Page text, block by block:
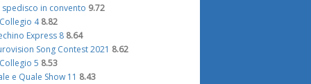
spedisco in convento 9.72
4 8.82
Express 8 8.64
Song Contest 2021 8.62
5 8.53
e Quale Show 11 8.43